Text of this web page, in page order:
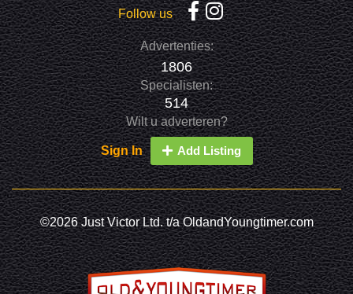
Follow us
Advertenties:
1806
Specialisten:
514
Wilt u adverteren?
Sign In Add Listing
©2026 Just Victor Ltd. t/a OldandYoungtimer.com